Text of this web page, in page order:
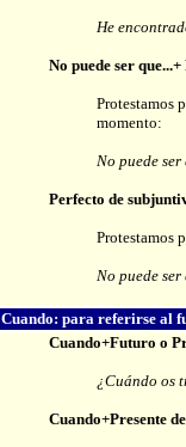
He
No puede ser
Protestamos
momento:
No puede
Perfecto de
Protestamos
No puede
Cuando: para referirse al
Cuando+Futuro o
¿Cuándo os
Cuando+Presente